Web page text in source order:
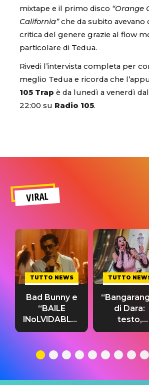
mixtape e il primo disco “Orange
California”che da subito avevano
critica del genere grazie al flow
particolare di Tedua.
Rivedi l’intervista completa per
meglio Tedua e ricorda che
105 Trap è da lunedì a venerdì
22:00 su Radio 105.
VIRAL
TUTTO NEWS
Bad Bunny e
“BAILE
INoLVIDABLE”:
testo,
significato
TUTTO
di Dara:
testo,
del singolo